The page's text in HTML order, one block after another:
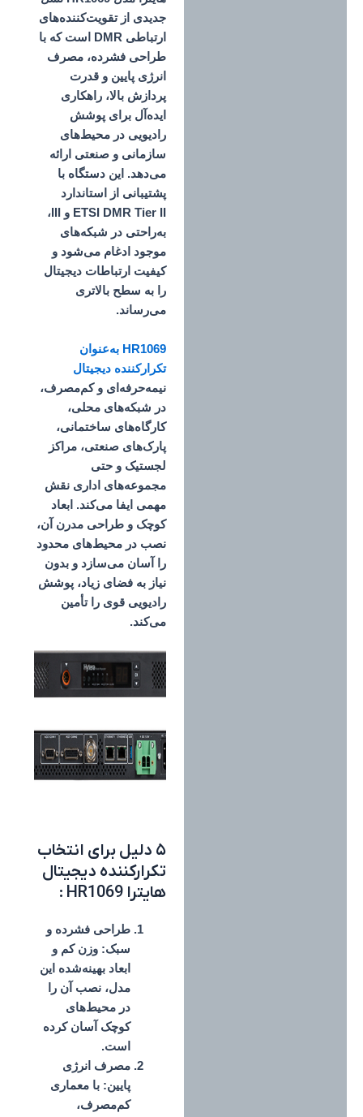
جدیدی از تقویت‌کننده‌های
ارتباطی DMR است که با
طراحی فشرده، مصرف
انرژی پایین و قدرت
پردازش بالا، راهکاری
ایده‌آل برای پوشش
رادیویی در محیط‌های
سازمانی و صنعتی ارائه
می‌دهد. این دستگاه با
پشتیبانی از استاندارد
ETSI DMR Tier II و III،
به‌راحتی در شبکه‌های
موجود ادغام می‌شود و
کیفیت ارتباطات دیجیتال
را به سطح بالاتری
می‌رساند.
HR1069 به‌عنوان
تکرارکننده دیجیتال
نیمه‌حرفه‌ای و کم‌مصرف،
در شبکه‌های محلی،
کارگاه‌های ساختمانی،
پارک‌های صنعتی، مراکز
لجستیک و حتی
مجموعه‌های اداری نقش
مهمی ایفا می‌کند. ابعاد
کوچک و طراحی مدرن آن،
نصب در محیط‌های محدود
را آسان می‌سازد و بدون
نیاز به فضای زیاد، پوشش
رادیویی قوی را تأمین
می‌کند.
۵ دلیل برای انتخاب
تکرارکننده دیجیتال
هایترا HR1069 :
طراحی فشرده و
سبک: وزن کم و
ابعاد بهینه‌شده این
مدل، نصب آن را
در محیط‌های
کوچک آسان کرده
است.
مصرف انرژی
پایین: با معماری
کم‌مصرف،